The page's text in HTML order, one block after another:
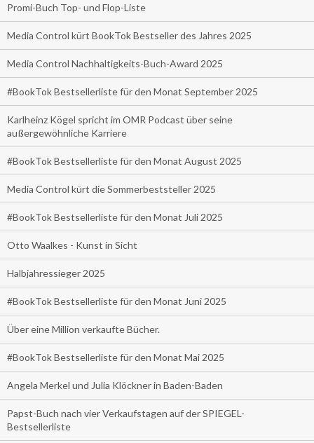
Promi-Buch Top- und Flop-Liste
Media Control kürt BookTok Bestseller des Jahres 2025
Media Control Nachhaltigkeits-Buch-Award 2025
#BookTok Bestsellerliste für den Monat September 2025
Karlheinz Kögel spricht im OMR Podcast über seine
außergewöhnliche Karriere
#BookTok Bestsellerliste für den Monat August 2025
Media Control kürt die Sommerbeststeller 2025
#BookTok Bestsellerliste für den Monat Juli 2025
Otto Waalkes - Kunst in Sicht
Halbjahressieger 2025
#BookTok Bestsellerliste für den Monat Juni 2025
Über eine Million verkaufte Bücher.
#BookTok Bestsellerliste für den Monat Mai 2025
Angela Merkel und Julia Klöckner in Baden-Baden
Papst-Buch nach vier Verkaufstagen auf der SPIEGEL-
Bestsellerliste